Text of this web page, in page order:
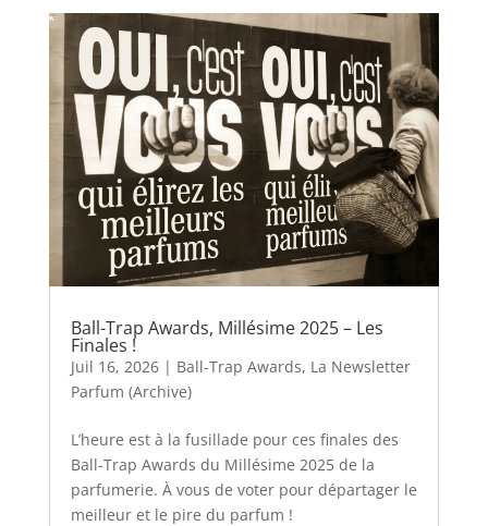
Ball-Trap Awards, Millésime 2025 – Les
Finales !
Juil 16, 2026| Ball-Trap Awards, La Newsletter
Parfum (Archive)
L’heure est à la fusillade pour ces finales des
Ball-Trap Awards du Millésime 2025 de la
parfumerie. À vous de voter pour départager le
meilleur et le pire du parfum !